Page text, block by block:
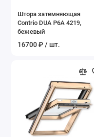
Штора затемняющая
Contrio DUA P6A 4219,
бежевый
16700 ₽ / шт.